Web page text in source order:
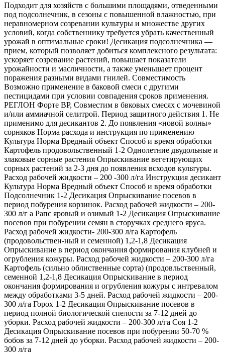
Подходит для хозяйств с большими площадями, отведенными
под подсолнечник, в сезоны с повышенной влажностью, при
неравномерном созревании культуры и множестве других
условий, когда собственнику требуется убрать качественный
урожай в оптимальные сроки! Десикация подсолнечника —
прием, который позволяет добиться комплексного результата:
ускоряет созревание растений, повышает показатели
урожайности и масличности, а также уменьшает процент
поражения разными видами гнилей. Совместимость
Возможно применение в баковой смеси с другими
пестицидами при условии совпадения сроков применения.
РЕГЛОН Форте ВР, Совместим в бвковых смесях с мочевиной
и/или аммиачной селитрой. Период защитного действия 1. Не
применимо для десикантов 2. До появления «новой волны»
сорняков Норма расхода и инструкция по применению
Культура Норма Вредный объект Способ и время обработки
Картофель продовольственный 1-2 Однолетние двудольные и
злаковые сорные растения Опрыскивание вегетирующих
сорных растений за 2-3 дня до появления всходов культуры.
Расход рабочей жидкости – 200 -300 л/га Инструкция десикант
Культура Норма Вредный объект Способ и время обработки
Подсолнечник 1-2 Десикация Опрыскивание посевов в
период побурения корзинок. Расход рабочей жидкости – 200-
300 л/г а Рапс яровый и озимый 1-2 Десикация Опрыскивание
посевов при побурении семян в сторучках среднего яруса.
Расход рабочей жидкости- 200-300 л/га Картофель
(продовольствен-ный и семенной) 1,2-1,8 Десикация
Опрыскивание в период окончания формирования клубней и
огрубления кожуры. Расход рабочей жидкости – 200-300 л/га
Картофель (сильно облиственные сорта) (продовльственный,
семенной 1,2-1,8 Десикация Опрыскивание в период
окончания формирования и огрубления кожуры с интревалом
между обработками 3-5 дней. Расход рабочей жидкости – 200-
300 л/га Горох 1-2 Десикация Опрыскивание посевов в
период полной биологической спелости за 7-12 дней до
уборки. Расход рабочей жидкости – 200-300 л/га Соя 1-2
Десикация Опрыскивание посевов при побурении 50-70 %
бобов за 7-12 дней до уборки. Расход рабочей жидкости – 200-
300 л/га